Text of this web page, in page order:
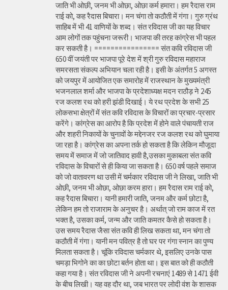
जाति भी ओछी, जनम भी ओछा, ओछा कर्म हमारा। हम रैदास राम
राई को, कह रैदास बिचारा। मन चंगा तो कठौती में गंगा। गुरु ग्रंथ
साहिब में भी 41 वाणियों के शब्द। संत रविदास जी का यह विचार
आम लोगों तक पहुंचना जरूरी। भाजपा की तरह कांग्रेस भी पहल
कर सकती है। ================ संत कवि रविदास जी
650 वीं जयंती पर भाजपा पूरे देश में श्री गुरु रविदास महाराज
समरसता संकल्प अभियान चला रही है। इसी के अंतर्गत 5 अगस्त
को जयपुर में आयोजित एक समारोह में राजस्थान के मुख्यमंत्री
भजनलाल शर्मा और भाजपा के प्रदेशाध्यक्ष मदन राठौड़ ने 245
रज कलश रथ को हरी झंडी दिखाई। ये रथ प्रदेश के सभी 25
लोकसभा क्षेत्रों में संत कवि रविदास के विचारों का प्रचार-प्रसार
करेंगे। कांग्रेस का आरोप है कि प्रदेश में होने वाले पंचायती राज
और शहरी निकायों के चुनावों के मद्देनजर रज कलश रथ को घुमाया
जा रहा है। कांग्रेस का अपना तर्क हो सकता है कि लेकिन मौजूदा
समय में समाज में जो जातिवाद हावी है,उसका मुकाबला संत कवि
रविदास के विचारों से ही किया जा सकता है। 650 वर्ष पहले समाज
को जो वातावरण था उसी में चर्मकार रविदास जी ने लिखा, जाति भी
ओछी, जनम भी ओछा, ओछा करम हारा। हम रैदास राम राई को,
कह रैदास बिचारा। यानी हमारी जाति, जनम और कर्म छोटा है,
लेकिन हम तो राजाराम के अनुचर है। अर्थात् जो राम काज में रत
भक्त है, उसका कर्म, जन्म और जाति कमतर कैसे हो सकता है।
उस समय रैदास जैसा संत कवि ही लिख सकता था, मन चंगा तो
कठौती में गंगा। यानी मन पवित्र है तो घर पर गंगा स्नान का पुण्य
मिलता सकता है। चूंकि रविदास चर्मकार थे, इसलिए उनके पास
चमड़ा भिगोने का का छोटा बर्तन होता था। इस बात को ही कठौती
कहा गया है। संत रविदास जी ने अपनी रचनाएं 1489 से 1471 ईवी
के बीच लिखी। यह वह दौर था, जब भारत पर लोदी वंश के शासक